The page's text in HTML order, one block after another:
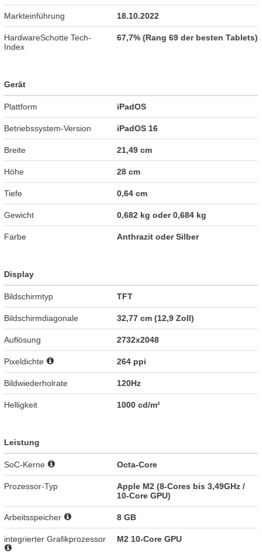
Markteinführung 18.10.2022
HardwareSchotte Tech-
Index
67,7% (Rang 69 der besten Tablets)
Gerät
Plattform iPadOS
Betriebssystem-Version iPadOS 16
Breite 21,49 cm
Höhe 28 cm
Tiefe 0,64 cm
Gewicht 0,682 kg oder 0,684 kg
Farbe Anthrazit oder Silber
Display
Bildschirmtyp TFT
Bildschirmdiagonale 32,77 cm (12,9 Zoll)
Auflösung 2732x2048
Pixeldichte 264 ppi
Bildwiederholrate 120Hz
Helligkeit 1000 cd/m²
Leistung
SoC-Kerne Octa-Core
Prozessor-Typ
Apple M2 (8-Cores bis 3,49GHz /
10-Core GPU)
Arbeitsspeicher 8 GB
integrierter Grafikprozessor M2 10-Core GPU